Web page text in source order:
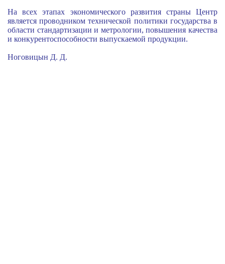
На всех этапах экономического развития страны Центр
является проводником технической политики государства в
области стандартизации и метрологии, повышения качества
и конкурентоспособности выпускаемой продукции.
Ноговицын Д. Д.